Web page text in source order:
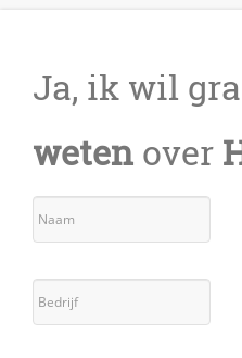
Ja, ik wil
weten over